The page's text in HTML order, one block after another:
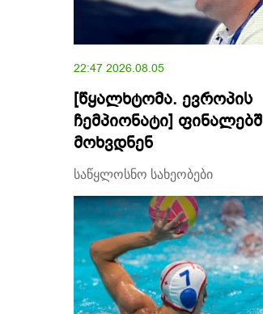
22:47 2026.08.05
[წყალხტომა. ევროპის
ჩემპიონატი]
მოხვდნენ
საწყლოსნო სახეობები